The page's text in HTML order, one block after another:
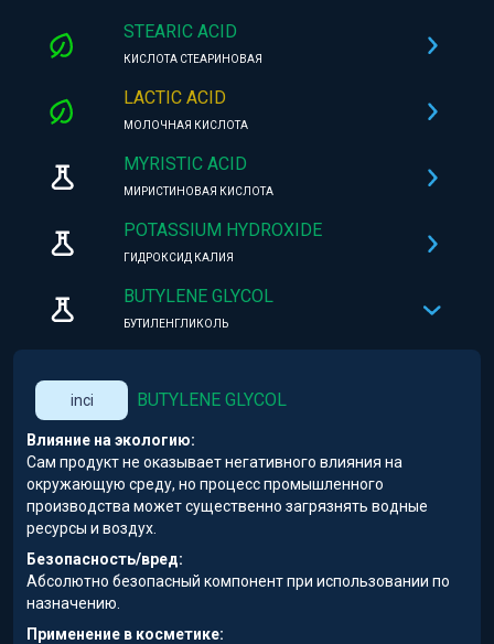
STEARIC ACID
КИСЛОТА СТЕАРИНОВАЯ
LACTIC ACID
МОЛОЧНАЯ КИСЛОТА
MYRISTIC ACID
МИРИСТИНОВАЯ КИСЛОТА
POTASSIUM HYDROXIDE
ГИДРОКСИД КАЛИЯ
BUTYLENE GLYCOL
БУТИЛЕНГЛИКОЛЬ
inci BUTYLENE GLYCOL
Влияние на экологию:
Сам продукт не оказывает негативного влияния на
окружающую среду, но процесс промышленного
производства может существенно загрязнять водные
ресурсы и воздух.
Безопасность/вред:
Абсолютно безопасный компонент при использовании по
назначению.
Применение в косметике: